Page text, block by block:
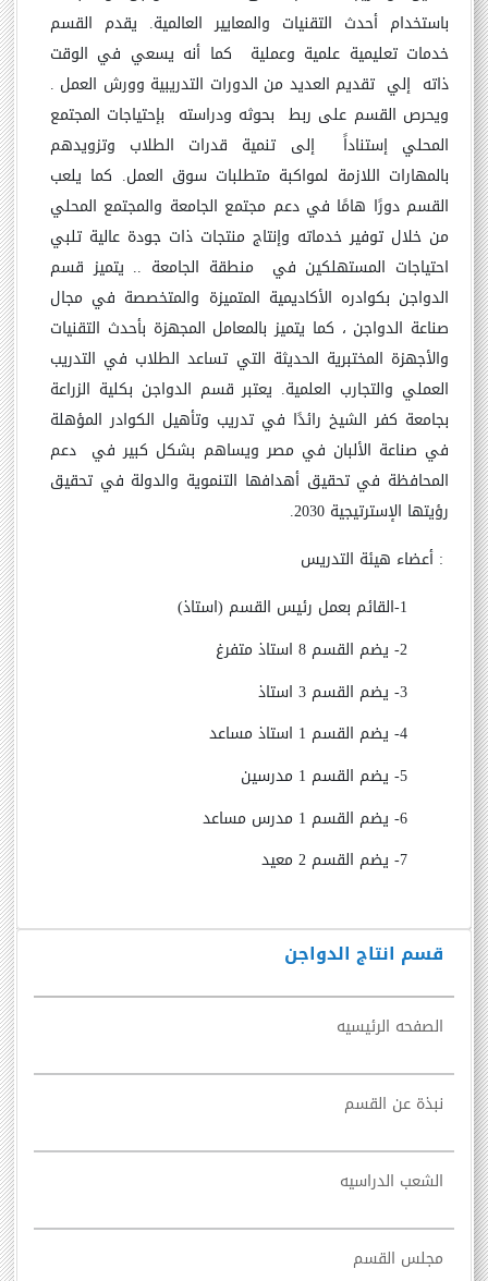
قسم انتاج الدواجن
الصفحه الرئيسيه
نبذة عن القسم
الشعب الدراسيه
مجلس القسم
باستخدام أحدث التقنيات والمعايير العالمية. يقدم القسم
خدمات تعليمية علمية وعملية كما أنه يسعي في الوقت
ذاته إلي تقديم العديد من الدورات التدريبية وورش العمل .
ويحرص القسم على ربط بحوثه ودراسته بإحتياجات المجتمع
المحلي إستناداً إلى تنمية قدرات الطلاب وتزويدهم
بالمهارات اللازمة لمواكبة متطلبات سوق العمل. كما يلعب
القسم دورًا هامًا في دعم مجتمع الجامعة والمجتمع المحلي
من خلال توفير خدماته وإنتاج منتجات ذات جودة عالية تلبي
احتياجات المستهلكين في منطقة الجامعة .. يتميز قسم
الدواجن بكوادره الأكاديمية المتميزة والمتخصصة في مجال
صناعة الدواجن ، كما يتميز بالمعامل المجهزة بأحدث التقنيات
والأجهزة المختبرية الحديثة التي تساعد الطلاب في التدريب
العملي والتجارب العلمية. يعتبر قسم الدواجن بكلية الزراعة
بجامعة كفر الشيخ رائدًا في تدريب وتأهيل الكوادر المؤهلة
في صناعة الألبان في مصر ويساهم بشكل كبير في دعم
المحافظة في تحقيق أهدافها التنموية والدولة في تحقيق
رؤيتها الإسترتيجية 2030.
: أعضاء هيئة التدريس
1-القائم بعمل رئيس القسم (استاذ)
2- يضم القسم 8 استاذ متفرغ
3- يضم القسم 3 استاذ
4- يضم القسم 1 استاذ مساعد
5- يضم القسم 1 مدرسين
6- يضم القسم 1 مدرس مساعد
7- يضم القسم 2 معيد